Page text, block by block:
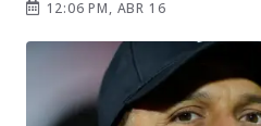
12:06 PM, ABR 16